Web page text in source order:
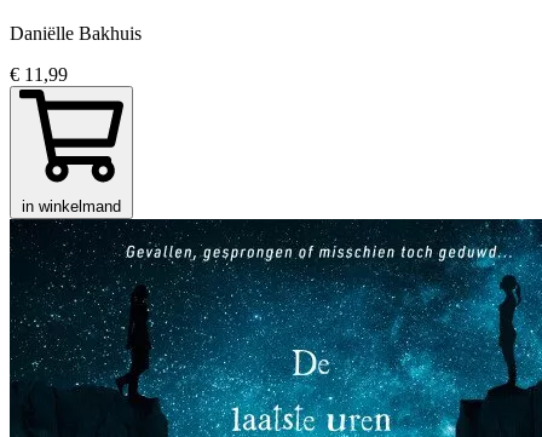
Daniëlle Bakhuis
€ 11,99
in winkelmand